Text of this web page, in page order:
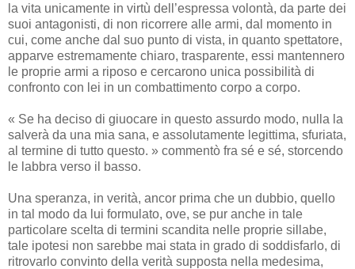
la vita unicamente in virtù dell’espressa volontà, da parte dei
suoi antagonisti, di non ricorrere alle armi, dal momento in
cui, come anche dal suo punto di vista, in quanto spettatore,
apparve estremamente chiaro, trasparente, essi mantennero
le proprie armi a riposo e cercarono unica possibilità di
confronto con lei in un combattimento corpo a corpo.
« Se ha deciso di giuocare in questo assurdo modo, nulla la
salverà da una mia sana, e assolutamente legittima, sfuriata,
al termine di tutto questo. » commentò fra sé e sé, storcendo
le labbra verso il basso.
Una speranza, in verità, ancor prima che un dubbio, quello
in tal modo da lui formulato, ove, se pur anche in tale
particolare scelta di termini scandita nelle proprie sillabe,
tale ipotesi non sarebbe mai stata in grado di soddisfarlo, di
ritrovarlo convinto della verità supposta nella medesima,